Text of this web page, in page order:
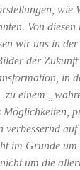
wie
Von diesen
wir uns in
der
in
zu einem
Möglichkeiten,
verbessernd
im Grunde um
um die